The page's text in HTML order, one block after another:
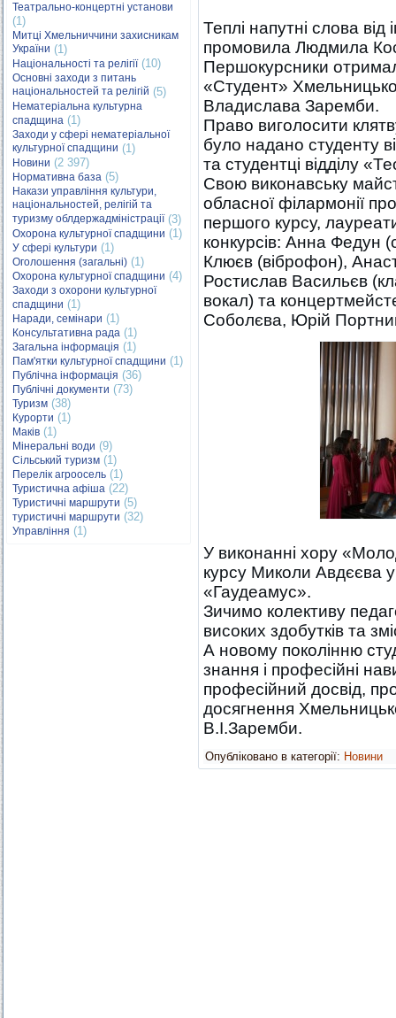
Театрально-концертні установи
(1)
Митці Хмельниччини захисникам
України (1)
Національності та релігії(10)
Основні заходи з питань
національностей та релігій (5)
Нематеріальна культурна
спадщина (1)
Заходи у сфері нематеріальної
культурної спадщини (1)
Новини (2 397)
Нормативна база (5)
Накази управління культури,
національностей, релігій та
туризму облдержадміністрації(3)
Охорона культурної спадщини (1)
У сфері культури (1)
Оголошення (загальні) (1)
Охорона культурної спадщини (4)
Заходи з охорони культурної
спадщини (1)
Наради, семінари (1)
Консультативна рада (1)
Загальна інформація (1)
Пам'ятки культурної спадщини (1)
Публічна інформація (36)
Публічні документи (73)
Туризм (38)
Курорти (1)
Маків (1)
Мінеральні води (9)
Сільський туризм (1)
Перелік агроосель (1)
Туристична афіша (22)
Туристичні маршрути (5)
туристичні маршрути (32)
Управління (1)
Теплі напутні слова від
промовила Людмила
Першокурсники
«Студент»
Владислава Заремби.
Право виголосити
було надано студенту
та студентці відділу
Свою виконавську
обласної філармонії
першого курсу,
конкурсів: Анна Федун
Клюєв (віброфон),
Ростислав Васильєв
вокал) та
Соболєва, Юрій
У виконанні хору
курсу Миколи Авдєєва
«Гаудеамус».
Зичимо колективу
високих здобутків та
А новому поколінню
знання і професійні
професійний досвід,
досягнення
В.І.Заремби.
Опубліковано в категорії: Новини